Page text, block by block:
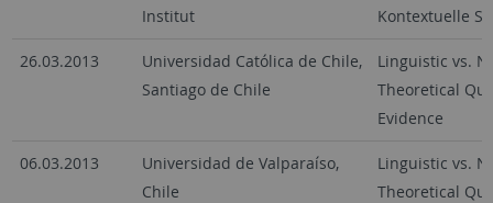
Institut
Kontextuelle
26.03.2013
Universidad Católica de Chile,
Santiago de Chile
Linguistic vs.
Theoretical
Evidence
06.03.2013
Universidad de Valparaíso,
Chile
Linguistic vs.
Theoretical